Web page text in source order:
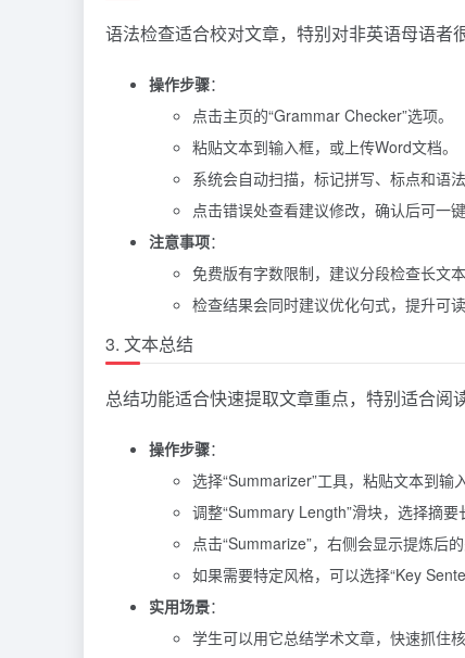
语法检查适合校对文章，特别对非英语母语者
操作步骤：
点击主页的“Grammar Checker”选项。
粘贴文本到输入框，或上传Word文档。
系统会自动扫描，标记拼写、标点和语法
点击错误处查看建议修改，确认后可一键
注意事项：
免费版有字数限制，建议分段检查长文本
检查结果会同时建议优化句式，提升可读
3. 文本总结
总结功能适合快速提取文章重点，特别适合阅
操作步骤：
选择“Summarizer”工具，粘贴文本到输入
调整“Summary Length”滑块，选择摘要
点击“Summarize”，右侧会显示提炼后的
如果需要特定风格，可以选择“Key
实用场景：
学生可以用它总结学术文章，快速抓住核